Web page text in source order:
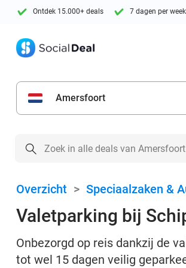
Ontdek 15.000+ deals 7 dagen per
Amersfoort
Overzicht > Speciaalzaken &
Valetparking bij
Onbezorgd op reis dankzij de
tot wel 15 dagen veilig